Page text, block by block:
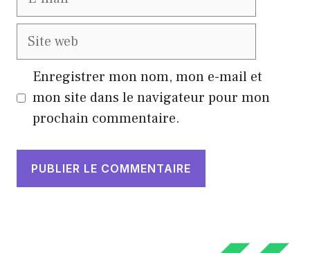
Site
Enregistrer mon nom, mon e-mail et
mon site dans le navigateur pour mon
prochain commentaire.